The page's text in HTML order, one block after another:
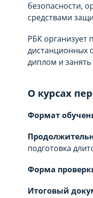
безопасности,
средствами
РБК организует
дистанционных
диплом и
О курсах
Формат
подготовка
Форма
Итоговый